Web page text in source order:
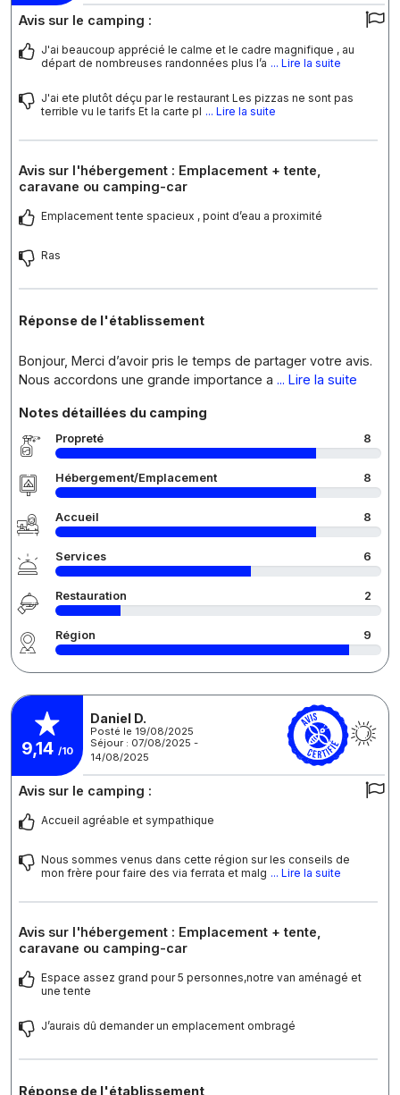
Avis sur le camping :
J'ai beaucoup apprécié le calme et le cadre magnifique , au
départ de nombreuses randonnées plus l’a ... Lire la suite
J'ai ete plutôt déçu par le restaurant Les pizzas ne sont pas
terrible vu le tarifs Et la carte pl ... Lire la suite
Avis sur l'hébergement : Emplacement + tente,
caravane ou camping-car
Emplacement tente spacieux , point d’eau a proximité
Ras
Réponse de l'établissement
Bonjour, Merci d’avoir pris le temps de partager votre avis.
Nous accordons une grande importance a ... Lire la suite
Notes détaillées du camping
Propreté 8
Hébergement/Emplacement 8
Accueil 8
Services 6
Restauration 2
Région 9
9,14 /10
Daniel D.
Posté le 19/08/2025
Séjour : 07/08/2025 -
14/08/2025
Avis sur le camping :
Accueil agréable et sympathique
Nous sommes venus dans cette région sur les conseils de
mon frère pour faire des via ferrata et malg ... Lire la suite
Avis sur l'hébergement : Emplacement + tente,
caravane ou camping-car
Espace assez grand pour 5 personnes,notre van aménagé et
une tente
J’aurais dû demander un emplacement ombragé
Réponse de l'établissement